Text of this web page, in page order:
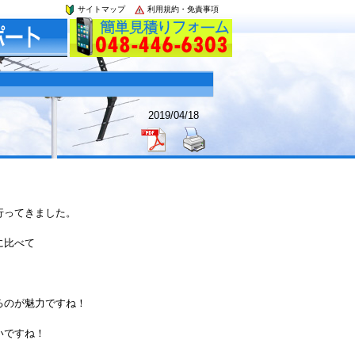
利用規約・免責事項
サイトマップ
2019/04/18
てきました。
比べて
が魅力ですね！
すね！